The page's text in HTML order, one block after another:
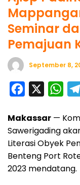
Seminar
Pemajuan
September 8,
c
e
b
o
W
a
t
s
A
Makassar —
Sawerigading
Literasi Obyek
Benteng Port
2023 mendatang.